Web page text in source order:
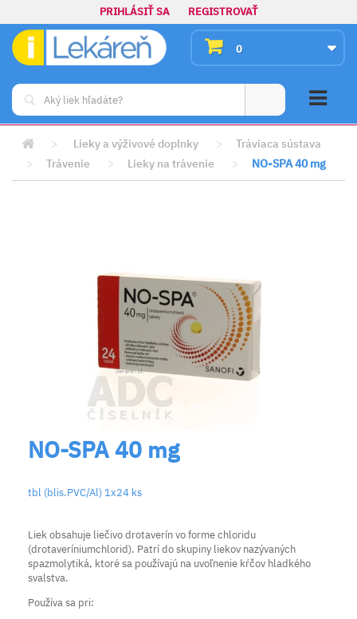
PRIHLÁSIŤ SA REGISTROVAŤ
0
> Lieky a výživové doplnky >
Tráviaca sústava
>
Trávenie > Lieky na trávenie > NO-SPA 40 mg
NO-SPA 40 mg
tbl (blis.PVC/Al) 1x24 ks
Liek obsahuje liečivo drotaverín vo forme chloridu
(drotaveríniumchlorid). Patrí do skupiny liekov nazývaných
spazmolytiká, ktoré sa používajú na uvoľnenie kŕčov hladkého
svalstva.
Používa sa pri: